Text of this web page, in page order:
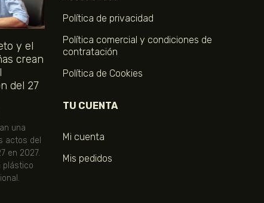
y el
crean
del 27
una
actos del
en 2027.
plástico
Política de privacidad
Política comercial y condiciones de
contratación
Política de Cookies
TU CUENTA
Mi cuenta
Mis pedidos